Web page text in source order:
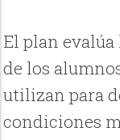
El plan
de los
utilizan para
condiciones